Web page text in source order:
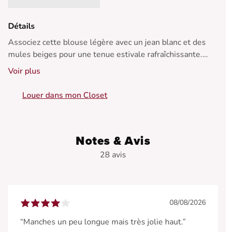
Détails
Associez cette blouse légère avec un jean blanc et des
mules beiges pour une tenue estivale rafraîchissante.
Parfait en toute saison !
• Blouse à pois
Voir plus
Louer dans mon Closet
Notes & Avis
28 avis
08/08/2026
“Manches un peu longue mais très jolie haut.”